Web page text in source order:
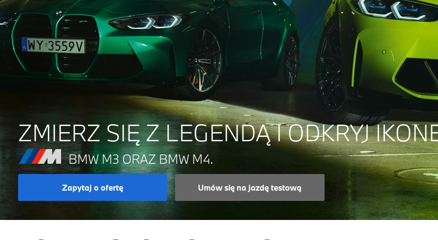
ZMIERZ SIĘ Z LEGENDĄ I ODKRYJ
BMW M3 ORAZ BMW M4.
Zapytaj o ofertę Umów się na jazdę testową